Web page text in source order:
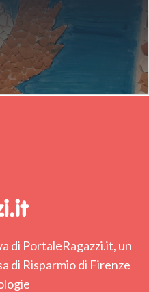
di PortaleRagazzi.it, un
di Risparmio di Firenze